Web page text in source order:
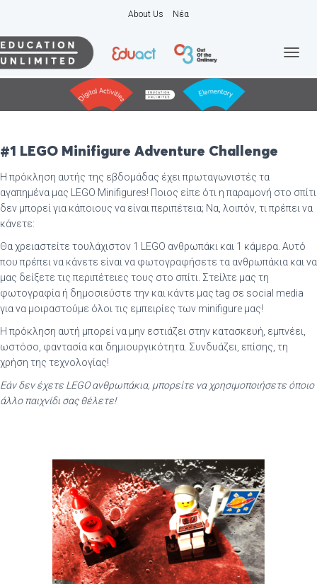
About Us Νέα
Ν
Ο
Ή
Σ
Η
#1 LEGO Minifigure Adventure Challenge
Η πρόκληση αυτής της εβδομάδας έχει πρωταγωνιστές τα
αγαπημένα μας LEGO Minifigures! Ποιος είπε ότι η παραμονή στο σπίτι
δεν μπορεί για κάποιους να είναι περιπέτεια; Να, λοιπόν, τι πρέπει να
κάνετε:
Θα χρειαστείτε τουλάχιστον 1 LEGO ανθρωπάκι και 1 κάμερα. Αυτό
που πρέπει να κάνετε είναι να φωτογραφήσετε τα ανθρωπάκια και να
μας δείξετε τις περιπέτειες τους στο σπίτι. Στείλτε μας τη
φωτογραφία ή δημοσιεύστε την και κάντε μας tag σε social media
για να μοιραστούμε όλοι τις εμπειρίες των minifigure μας!
Η πρόκληση αυτή μπορεί να μην εστιάζει στην κατασκευή, εμπνέει,
ωστόσο, φαντασία και δημιουργικότητα. Συνδυάζει, επίσης, τη
χρήση της τεχνολογίας!
Εάν δεν έχετε LEGO ανθρωπάκια, μπορείτε να χρησιμοποιήσετε όποιο
άλλο παιχνίδι σας θέλετε!